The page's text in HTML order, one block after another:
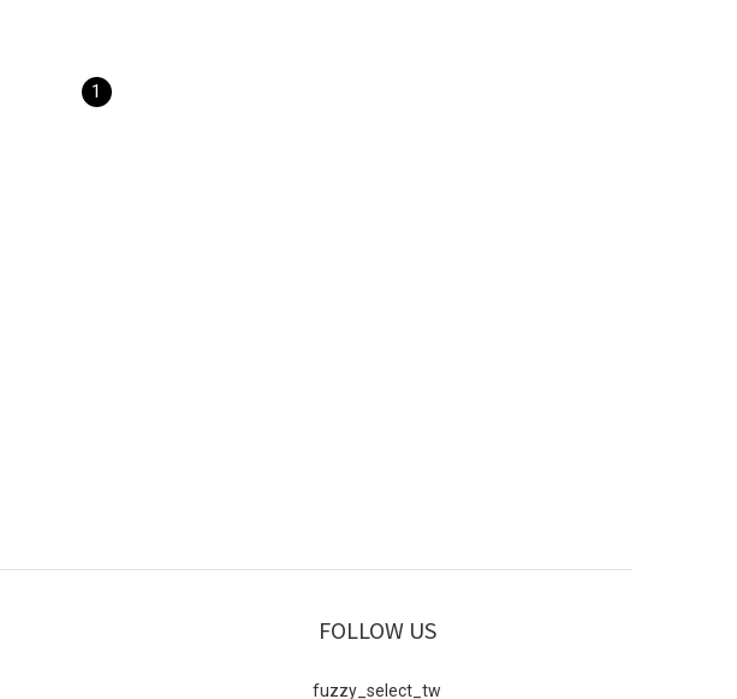
1
FOLLOW US
fuzzy_select_tw